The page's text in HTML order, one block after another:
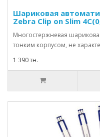
Шариковая
Zebra Clip on Slim
Многостержневая
тонким корпусом, не
1 390 тн.